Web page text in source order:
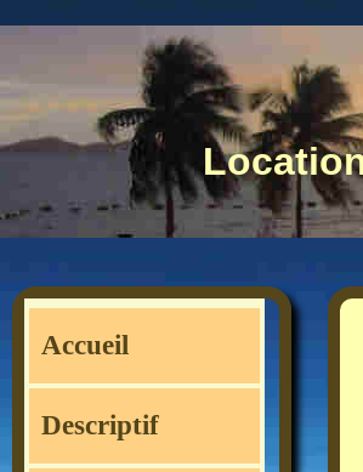
Accueil
Descriptif